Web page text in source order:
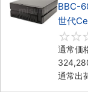
BBC-
世代
3PCIe
通常価
通常出